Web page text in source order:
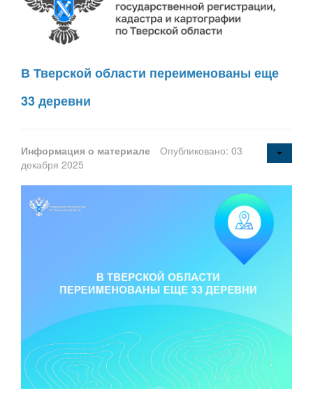
В Тверской области переименованы еще
33 деревни
Информация о материале
Опубликовано: 03
декабря 2025